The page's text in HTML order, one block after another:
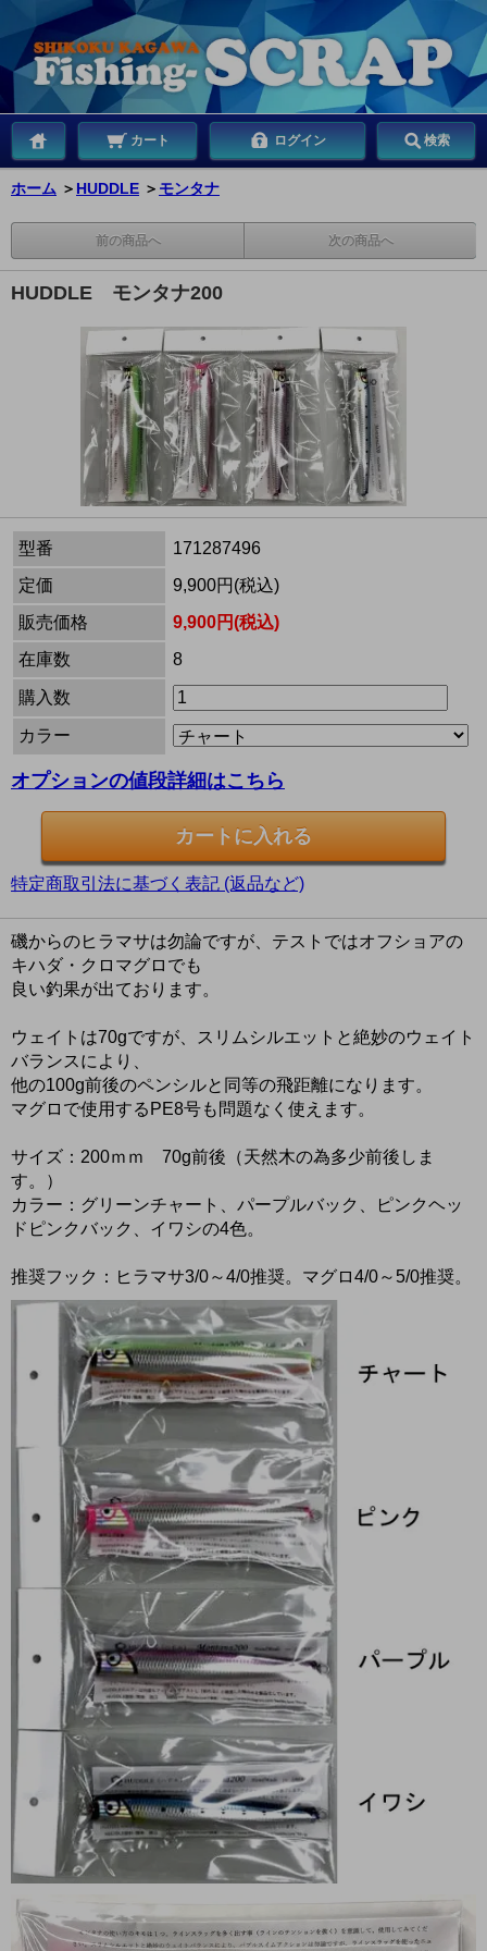
カート ログイン 検索
ホーム ＞ HUDDLE ＞ モンタナ
前の商品へ 次の商品へ
HUDDLE モンタナ200
型番
171287496
定価
9,900円(税込)
販売価格
9,900円(税込)
在庫数
8
購入数
カラー
オプションの値段詳細はこちら
特定商取引法に基づく表記 (返品など)
磯からのヒラマサは勿論ですが、テストではオフショアの
キハダ・クロマグロでも
良い釣果が出ております。
ウェイトは70gですが、スリムシルエットと絶妙のウェイト
バランスにより、
他の100g前後のペンシルと同等の飛距離になります。
マグロで使用するPE8号も問題なく使えます。
サイズ：200ｍｍ 70g前後（天然木の為多少前後しま
す。）
カラー：グリーンチャート、パープルバック、ピンクヘッ
ドピンクバック、イワシの4色。
推奨フック：ヒラマサ3/0～4/0推奨。マグロ4/0～5/0推奨。